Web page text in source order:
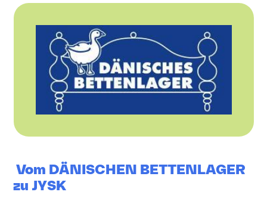
Vom DÄNISCHEN BETTENLAGER
zu JYSK